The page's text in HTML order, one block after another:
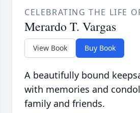
CELEBRATING THE LIFE
Merardo T. Vargas
View Book Buy Book
A beautifully bound
with memories and
family and friends.